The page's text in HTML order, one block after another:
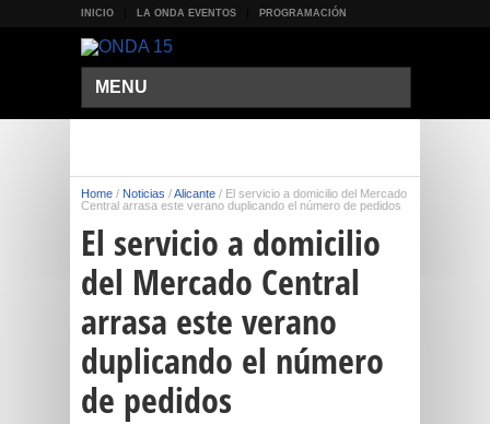
INICIO LA ONDA EVENTOS PROGRAMACIÓN
MENU
Home / Noticias /Alicante / El servicio a domicilio del Mercado
Central arrasa este verano duplicando el número de pedidos
El servicio a domicilio
del Mercado Central
arrasa este verano
duplicando el número
de pedidos